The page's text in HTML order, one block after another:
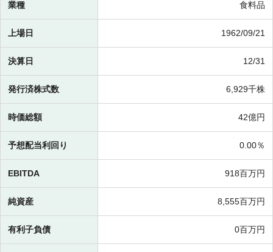
業種 食料品
上場日 1962/09/21
決算日 12/31
発行済株式数 6,929千株
時価総額 42億円
予想配当利回り 0.00％
EBITDA 918百万円
純資産 8,555百万円
有利子負債 0百万円